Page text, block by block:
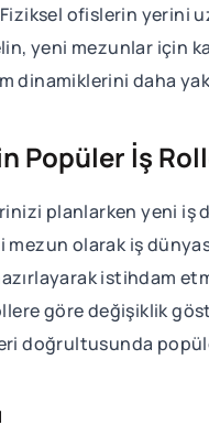
ofislerin yerini
yeni mezunlar için
dinamiklerini daha
Popüler İş
planlarken yeni
olarak iş
istihdam
göre değişiklik
doğrultusunda